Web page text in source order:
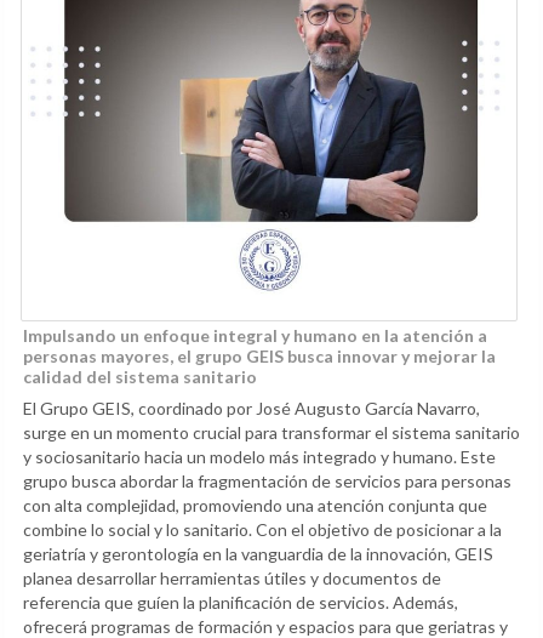
Impulsando un enfoque integral y humano en la atención a
personas mayores, el grupo GEIS busca innovar y mejorar la
calidad del sistema sanitario
El Grupo GEIS, coordinado por José Augusto García Navarro,
surge en un momento crucial para transformar el sistema sanitario
y sociosanitario hacia un modelo más integrado y humano. Este
grupo busca abordar la fragmentación de servicios para personas
con alta complejidad, promoviendo una atención conjunta que
combine lo social y lo sanitario. Con el objetivo de posicionar a la
geriatría y gerontología en la vanguardia de la innovación, GEIS
planea desarrollar herramientas útiles y documentos de
referencia que guíen la planificación de servicios. Además,
ofrecerá programas de formación y espacios para que geriatras y